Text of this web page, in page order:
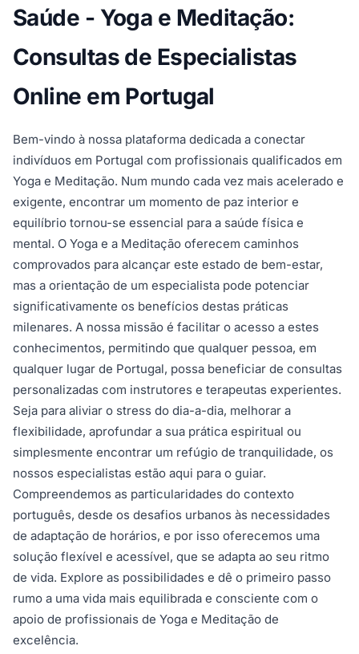
Saúde - Yoga e Meditação:
Consultas de Especialistas
Online em Portugal
Bem-vindo à nossa plataforma dedicada a conectar
indivíduos em Portugal com profissionais qualificados em
Yoga e Meditação. Num mundo cada vez mais acelerado e
exigente, encontrar um momento de paz interior e
equilíbrio tornou-se essencial para a saúde física e
mental. O Yoga e a Meditação oferecem caminhos
comprovados para alcançar este estado de bem-estar,
mas a orientação de um especialista pode potenciar
significativamente os benefícios destas práticas
milenares. A nossa missão é facilitar o acesso a estes
conhecimentos, permitindo que qualquer pessoa, em
qualquer lugar de Portugal, possa beneficiar de consultas
personalizadas com instrutores e terapeutas experientes.
Seja para aliviar o stress do dia-a-dia, melhorar a
flexibilidade, aprofundar a sua prática espiritual ou
simplesmente encontrar um refúgio de tranquilidade, os
nossos especialistas estão aqui para o guiar.
Compreendemos as particularidades do contexto
português, desde os desafios urbanos às necessidades
de adaptação de horários, e por isso oferecemos uma
solução flexível e acessível, que se adapta ao seu ritmo
de vida. Explore as possibilidades e dê o primeiro passo
rumo a uma vida mais equilibrada e consciente com o
apoio de profissionais de Yoga e Meditação de
excelência.